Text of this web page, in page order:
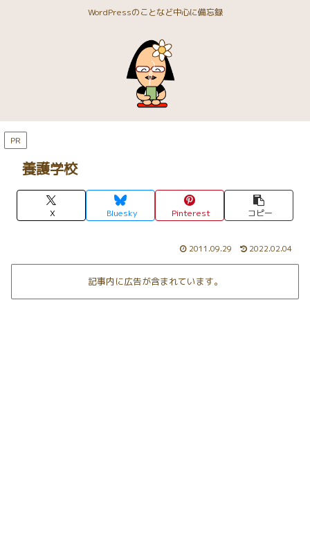
WordPressのことなど中心に備忘録
PR
養護学校
X Bluesky Pinterest コピー
2011.09.29 2022.02.04
記事内に広告が含まれています。